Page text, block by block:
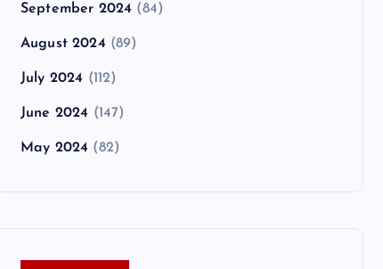
September 2024 (84)
August 2024 (89)
July 2024 (112)
June 2024 (147)
May 2024 (82)